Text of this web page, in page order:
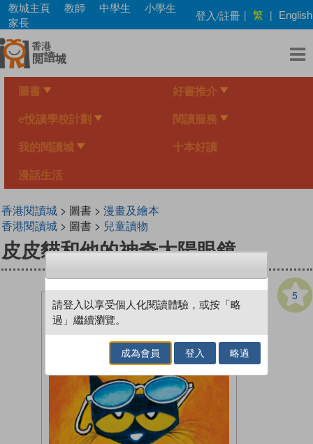
Skip
main
content
教城主頁 教師 中學生
小學生
家長
登入/註冊 | 繁 | English
圖書 好書推介
e悅讀學校計劃 閱讀服務
我的閱讀城 十本好讀
漫話生活
香港閱讀城> 圖書 > 漫畫及繪本
香港閱讀城> 圖書 > 兒童讀物
皮皮貓和他的神奇太陽眼鏡
5
請登入以享受個人化閱讀體驗，或按「略
過」繼續瀏覽。
成為會員 登入 略過